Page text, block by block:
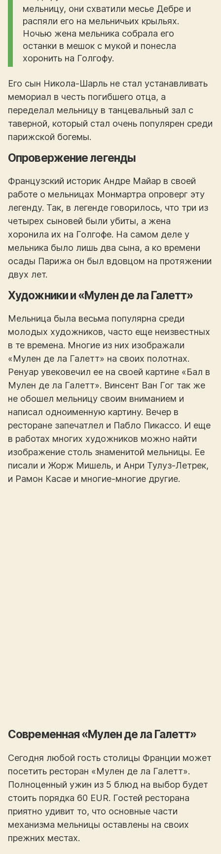
мельницу, они схватили месье Дебре и
распяли его на мельничьих крыльях.
Ночью жена мельника собрала его
останки в мешок с мукой и понесла
хоронить на Голгофу.
Его сын Никола-Шарль не стал устанавливать
мемориал в честь погибшего отца, а
переделал мельницу в танцевальный зал с
таверной, который стал очень популярен среди
парижской богемы.
Опровержение легенды
Французский историк Андре Майар в своей
работе о мельницах Монмартра опроверг эту
легенду. Так, в легенде говорилось, что три из
четырех сыновей были убиты, а жена
хоронила их на Голгофе. На самом деле у
мельника было лишь два сына, а ко времени
осады Парижа он был вдовцом на протяжении
двух лет.
Художники и «Мулен де ла Галетт»
Мельница была весьма популярна среди
молодых художников, часто еще неизвестных
в те времена. Многие из них изображали
«Мулен де ла Галетт» на своих полотнах.
Ренуар увековечил ее на своей картине «Бал в
Мулен де ла Галетт». Винсент Ван Гог так же
не обошел мельницу своим вниманием и
написал одноименную картину. Вечер в
ресторане запечатлел и Пабло Пикассо. И еще
в работах многих художников можно найти
изображение столь знаменитой мельницы. Ее
писали и Жорж Мишель, и Анри Тулуз-Летрек,
и Рамон Касае и многие-многие другие.
Современная «Мулен де ла Галетт»
Сегодня любой гость столицы Франции может
посетить ресторан «Мулен де ла Галетт».
Полноценный ужин из 5 блюд на выбор будет
стоить порядка 60 EUR. Гостей ресторана
приятно удивит то, что основные части
механизма мельницы оставлены на своих
прежних местах.